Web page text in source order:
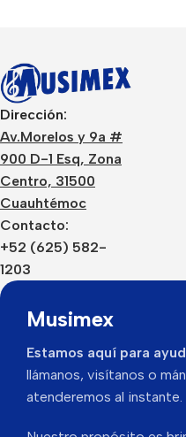
Dirección:
Av.Morelos y 9a #
900 D-1 Esq, Zona
Centro, 31500
Cuauhtémoc
Contacto:
+52 (625) 582-
1203
Musimex
Estamos aquí para
llámanos, visítanos o
atenderemos al instante.